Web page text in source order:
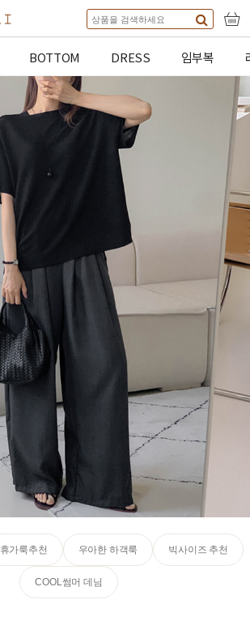
BOTTOM DRESS 임부복
휴가룩추천 우아한 하객룩 빅사이즈 추천
COOL썸머 데님